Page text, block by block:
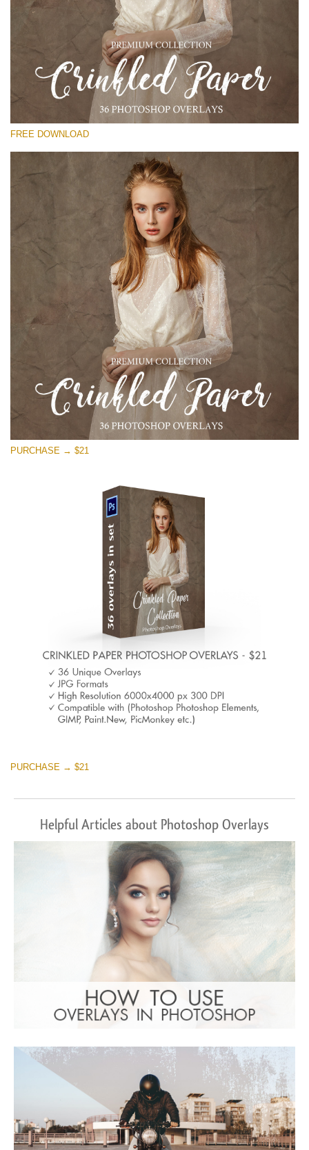
कृपया चुने
Free Photoshop Overlay
Small 800*533px
Сrinkled Paper
(36 Overlays)
Entire Collection
Large 6000*4000px
मुफ्त डाउनलोड
FREE DOWNLOAD
PURCHASE → $21
PURCHASE → $21
Helpful Articles about Photoshop Overlays